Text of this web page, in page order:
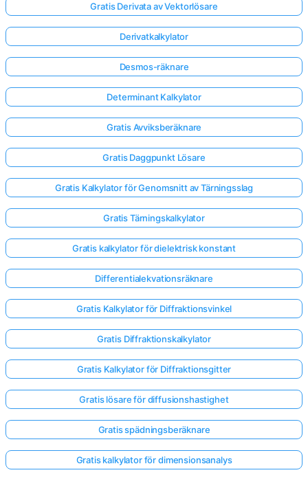
Logga
in
här!
Gratis Derivata av Vektorlösare
Derivatkalkylator
Desmos-räknare
Determinant Kalkylator
Gratis Avviksberäknare
Gratis Daggpunkt Lösare
Gratis Kalkylator för Genomsnitt av Tärningsslag
Gratis Tärningskalkylator
Gratis kalkylator för dielektrisk konstant
Differentialekvationsräknare
Gratis Kalkylator för Diffraktionsvinkel
Gratis Diffraktionskalkylator
Gratis Kalkylator för Diffraktionsgitter
Gratis lösare för diffusionshastighet
Gratis spädningsberäknare
Gratis kalkylator för dimensionsanalys